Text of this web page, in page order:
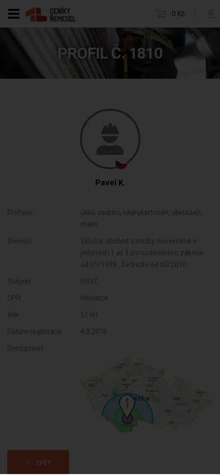
0 Kč
PROFIL Č. 1810
Pavel K.
Profese:
úklid, zedníci, sádrokartonáři, obkladači,
malíři
Živnosti:
Výroba, obchod a služby neuvedené v
přílohách 1 až 3 živnostenského zákona
od 01/1999 , Zednictví od 05/2010
Subjekt: OSVČ
DPH: Neplátce
Věk: 51 let
Datum registrace: 4.2.2016
Dostupnost:
ZPĚT